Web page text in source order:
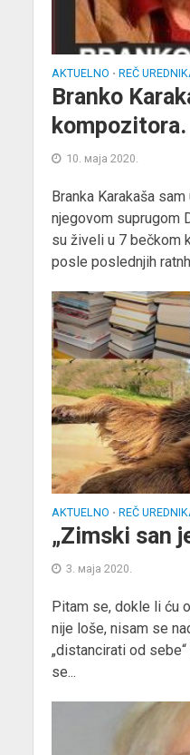
AKTUELNO • REČ
Branko
kompozitora.
10. маја 2020.
Branka Karakaša
njegovom suprugom
su živeli u 7 bečkom
posle poslednjih
AKTUELNO • REČ
„Zimski san
3. маја 2020.
Pitam se, dokle li ću
nije loše, nisam se
„distancirati od
se...